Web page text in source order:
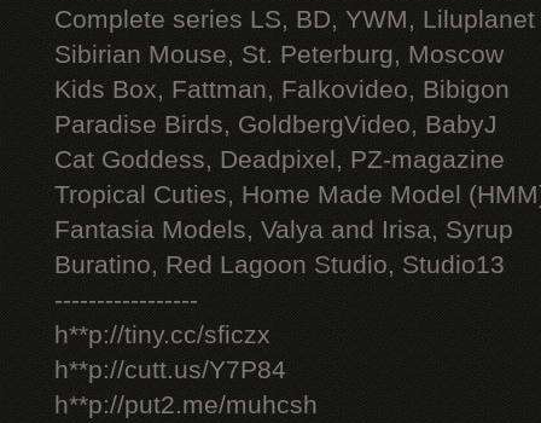
Complete series LS, BD, YWM, Liluplanet
Sibirian Mouse, St. Peterburg, Moscow
Kids Box, Fattman, Falkovideo, Bibigon
Paradise Birds, GoldbergVideo, BabyJ
Cat Goddess, Deadpixel, PZ-magazine
Tropical Cuties, Home Made Model
Fantasia Models, Valya and Irisa, Syrup
Buratino, Red Lagoon Studio, Studio13
-----------------
h**p://tiny.cc/sficzx
h**p://cutt.us/Y7P84
h**p://put2.me/muhcsh